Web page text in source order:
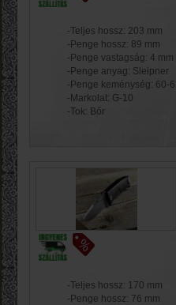
-Teljes hossz: 203 mm
-Penge hossz: 89 mm
-Penge vastagság: 4 mm
-Penge anyag: Sleipner
-Penge keménység: 60-
-Markolat: G-10
-Tok: Bőr
-Teljes hossz: 170 mm
-Penge hossz: 76 mm